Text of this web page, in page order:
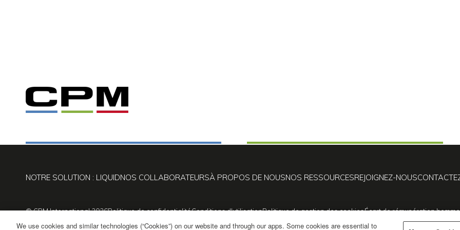
NOTRE SOLUTION : LIQUIDNOS COLLABORATEURSÀ PROPOS DE NOUSNOS RESSOURCESREJOIGNEZ-NOUS
© CPM International 2026Politique de confidentialitéConditions d'utilisationPolitique de gestion des cookiesÉcart de rémunération
Trust Centre
We use cookies and similar technologies (“Cookies”) on our website and through our apps. Some cookies are essential to